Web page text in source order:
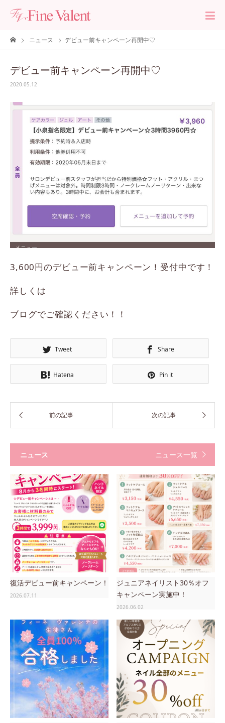
ニュース デビュー前キャンペーン再開中♡
デビュー前キャンペーン再開中♡
2020.05.12
3,600円のデビュー前キャンペーン！受付中です！
詳しくは
ブログでご確認ください！！
Tweet Share
Hatena Pin it
ニュース ニュース一覧
復活デビュー前キャンペーン！
2026.07.11
ジュニアネイリスト30％オフ
キャンペーン実施中！
2026.06.02